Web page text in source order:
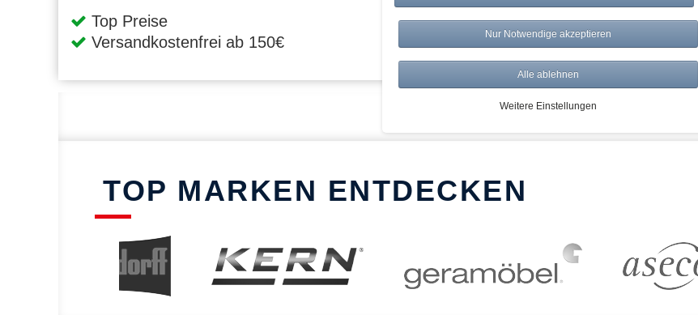
Top Preise
Versandkostenfrei ab 150€
Risikolos: 14 Tage Rückgabe
Über 20.000 Artikel
TOP MARKEN ENTDECKEN
Nur Notwendige akzeptieren
Alle ablehnen
Weitere Einstellungen